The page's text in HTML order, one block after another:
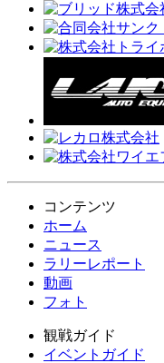
コンテンツ
ホーム
ニュース
ラリーレポート
動画
フォト
観戦ガイド
イベントガイド